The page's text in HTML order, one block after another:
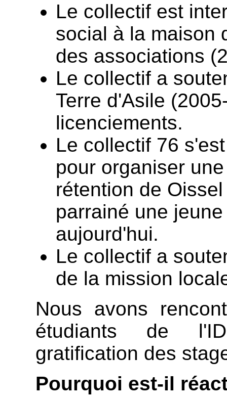
Le collectif est
social à la maison
des associations
Le collectif a
Terre d'Asile
licenciements.
Le collectif 76
pour organiser
rétention de
parrainé une
aujourd'hui.
Le collectif a
de la mission
Nous avons
étudiants de
gratification des
Pourquoi est-il